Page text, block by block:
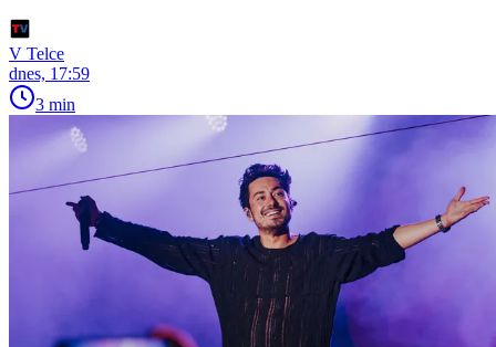
V Telce
dnes, 17:59
3 min